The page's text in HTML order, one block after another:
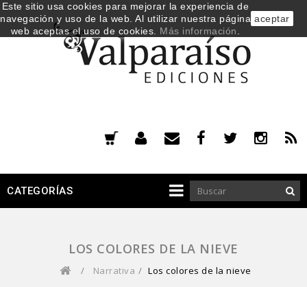
CATEGORÍAS
LOS COLORES DE LA NIEVE
/ Narrativa / Los colores de la nieve
Este sitio usa cookies para mejorar la experiencia de
navegación y uso de la web. Al utilizar nuestra página
web aceptas el uso de cookies. Más información
aceptar